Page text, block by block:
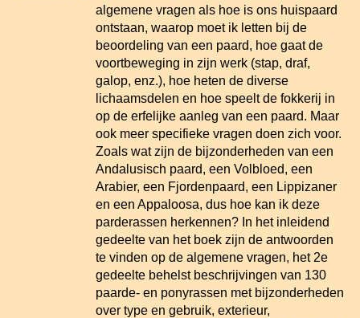
algemene vragen als hoe is ons huispaard
ontstaan, waarop moet ik letten bij de
beoordeling van een paard, hoe gaat de
voortbeweging in zijn werk (stap, draf,
galop, enz.), hoe heten de diverse
lichaamsdelen en hoe speelt de fokkerij in
op de erfelijke aanleg van een paard. Maar
ook meer specifieke vragen doen zich voor.
Zoals wat zijn de bijzonderheden van een
Andalusisch paard, een Volbloed, een
Arabier, een Fjordenpaard, een Lippizaner
en een Appaloosa, dus hoe kan ik deze
parderassen herkennen? In het inleidend
gedeelte van het boek zijn de antwoorden
te vinden op de algemene vragen, het 2e
gedeelte behelst beschrijvingen van 130
paarde- en ponyrassen met bijzonderheden
over type en gebruik, exterieur,